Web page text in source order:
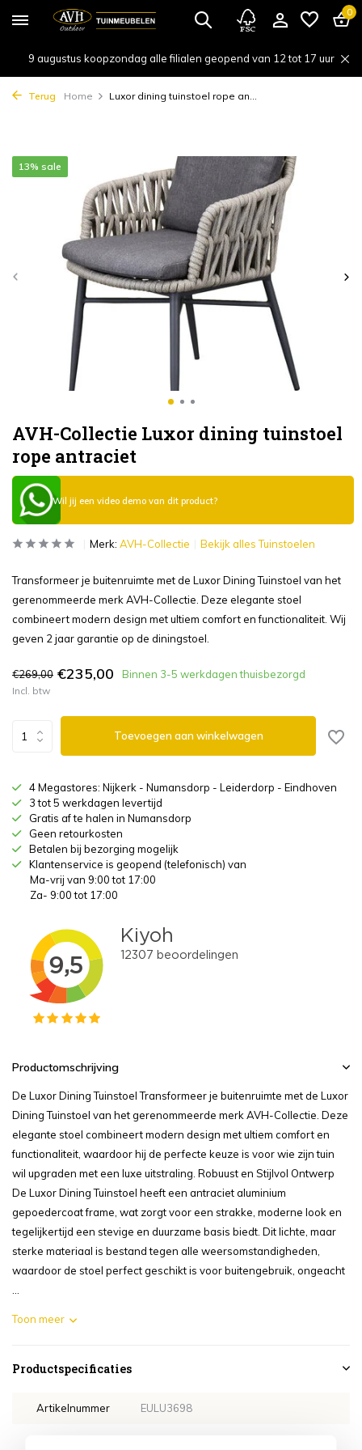
0
9 augustus koopzondag alle filialen geopend van 12 tot 17 uur
Terug Home Luxor dining tuinstoel rope an...
AVH-Collectie Luxor dining tuinstoel
rope antraciet
13% sale
Wil jij een video demo van dit product?
Merk: AVH-Collectie Bekijk alles Tuinstoelen
Transformeer je buitenruimte met de Luxor Dining Tuinstoel van het
gerenommeerde merk AVH-Collectie. Deze elegante stoel
combineert modern design met ultiem comfort en functionaliteit. Wij
geven 2 jaar garantie op de diningstoel.
€269,00 €235,00 Binnen 3-5 werkdagen thuisbezorgd
Incl. btw
Toevoegen aan winkelwagen
4 Megastores: Nijkerk - Numansdorp - Leiderdorp - Eindhoven
3 tot 5 werkdagen levertijd
Gratis af te halen in Numansdorp
Geen retourkosten
Betalen bij bezorging mogelijk
Klantenservice is geopend (telefonisch) van
Ma-vrij van 9:00 tot 17:00
Za- 9:00 tot 17:00
Productomschrijving
De Luxor Dining Tuinstoel Transformeer je buitenruimte met de Luxor
Dining Tuinstoel van het gerenommeerde merk AVH-Collectie. Deze
elegante stoel combineert modern design met ultiem comfort en
functionaliteit, waardoor hij de perfecte keuze is voor wie zijn tuin
wil upgraden met een luxe uitstraling. Robuust en Stijlvol Ontwerp
De Luxor Dining Tuinstoel heeft een antraciet aluminium
gepoedercoat frame, wat zorgt voor een strakke, moderne look en
tegelijkertijd een stevige en duurzame basis biedt. Dit lichte, maar
sterke materiaal is bestand tegen alle weersomstandigheden,
waardoor de stoel perfect geschikt is voor buitengebruik, ongeacht
Toon meer
Productspecificaties
Artikelnummer EULU3698